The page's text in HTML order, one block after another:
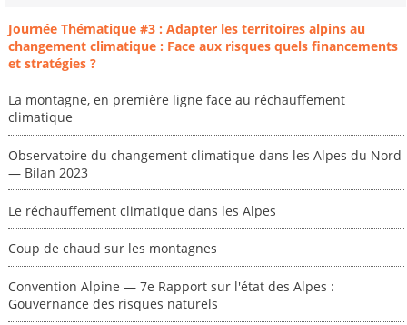
Journée Thématique #3 : Adapter les territoires alpins au
changement climatique : Face aux risques quels financements
et stratégies ?
La montagne, en première ligne face au réchauffement
climatique
Observatoire du changement climatique dans les Alpes du Nord
— Bilan 2023
Le réchauffement climatique dans les Alpes
Coup de chaud sur les montagnes
Convention Alpine — 7e Rapport sur l'état des Alpes :
Gouvernance des risques naturels